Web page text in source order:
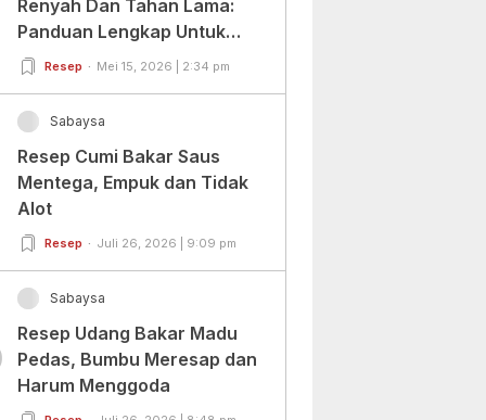
Renyah Dan Tahan Lama:
Panduan Lengkap Untuk
Pemula Dan Profesional
Resep Mei 15, 2026 | 2:34 pm
Sabaysa
Resep Cumi Bakar Saus
Mentega, Empuk dan Tidak
Alot
Resep Juli 26, 2026 | 9:09 pm
Sabaysa
Resep Udang Bakar Madu
Pedas, Bumbu Meresap dan
Harum Menggoda